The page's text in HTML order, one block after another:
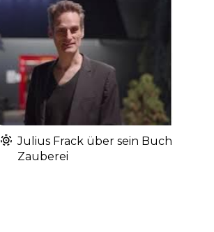
Julius Frack über sein Buch
Zauberei